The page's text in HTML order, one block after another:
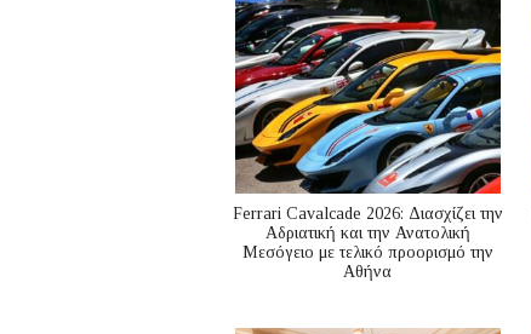
Ferrari Cavalcade 2026: Διασχίζει την
Αδριατική και την Ανατολική
Μεσόγειo με τελικό προορισμό την
Αθήνα